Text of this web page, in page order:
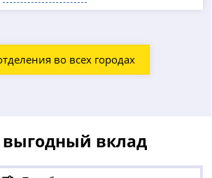
во всех городах
выгодный вклад